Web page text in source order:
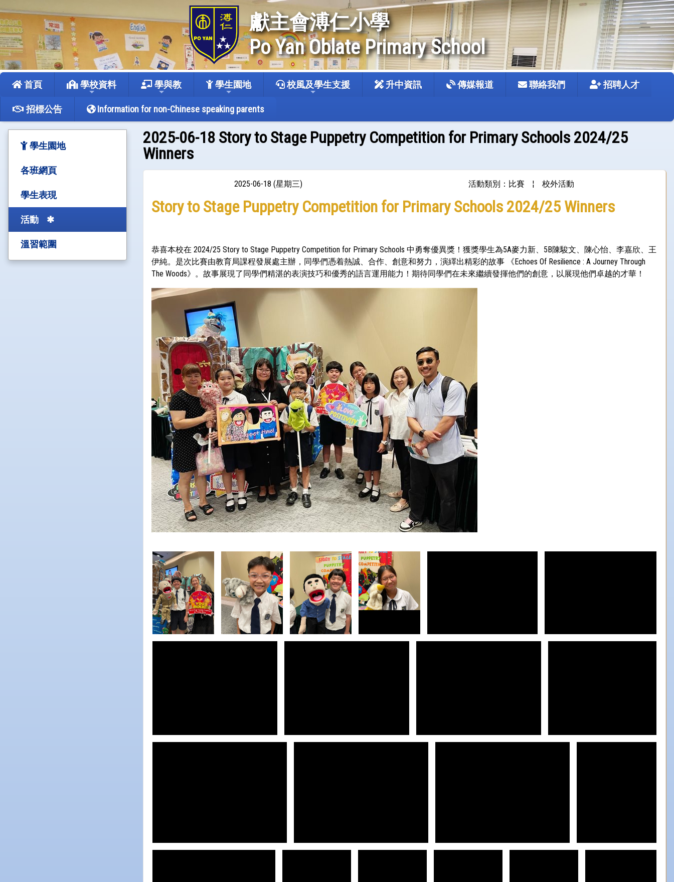
獻主會溥仁小學
Po Yan Oblate Primary School
首頁 學校資料 學與教 學生園地 校風及學生支援 升中資訊 傳媒報道 聯絡我們 招聘人才
招標公告 Information for non-Chinese speaking parents
學生園地
各班網頁
學生表現
活動
溫習範圍
2025-06-18 Story to Stage Puppetry Competition for Primary Schools 2024/25
Winners
2025-06-18 (星期三) 活動類別：比賽 ¦ 校外活動
Story to Stage Puppetry Competition for Primary Schools 2024/25 Winners
恭喜本校在 2024/25 Story to Stage Puppetry Competition for Primary Schools 中勇奪優異獎！獲獎學生為5A麥力新、5B陳駿文、陳心怡、李嘉欣、王
伊純。是次比賽由教育局課程發展處主辦，同學們憑着熱誠、合作、創意和努力，演繹出精彩的故事 《Echoes Of Resilience : A Journey Through
The Woods》。故事展現了同學們精湛的表演技巧和優秀的語言運用能力！期待同學們在未來繼續發揮他們的創意，以展現他們卓越的才華！